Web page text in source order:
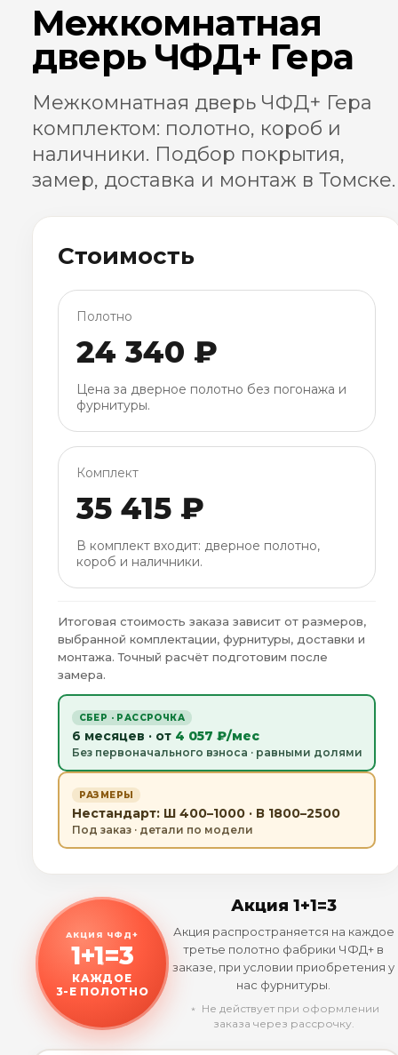
Межкомнатная
дверь ЧФД+ Гера
Межкомнатная дверь ЧФД+ Гера
комплектом: полотно, короб и
наличники. Подбор покрытия,
замер, доставка и монтаж в Томске.
Стоимость
Полотно
24 340 ₽
Цена за дверное полотно без погонажа и
фурнитуры.
Комплект
35 415 ₽
В комплект входит: дверное полотно,
короб и наличники.
Итоговая стоимость заказа зависит от размеров,
выбранной комплектации, фурнитуры, доставки и
монтажа. Точный расчёт подготовим после
замера.
СБЕР · РАССРОЧКА
6 месяцев · от 4 057 ₽/мес
Без первоначального взноса · равными долями
РАЗМЕРЫ
Нестандарт: Ш 400–1000 · В 1800–2500
Под заказ · детали по модели
АКЦИЯ ЧФД+
1+1=3
КАЖДОЕ
3-Е ПОЛОТНО
Акция 1+1=3
Акция распространяется на каждое
третье полотно фабрики ЧФД+ в
заказе, при условии приобретения у
нас фурнитуры.
﹡ Не действует при оформлении
заказа через рассрочку.